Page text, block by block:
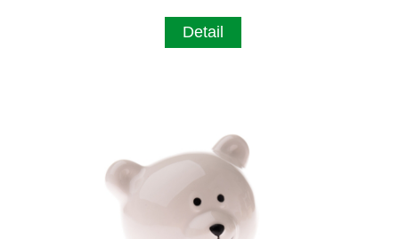
Detail